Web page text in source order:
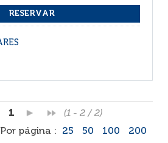
1
(1 - 2 / 2)
Por página :
25 50 100 200